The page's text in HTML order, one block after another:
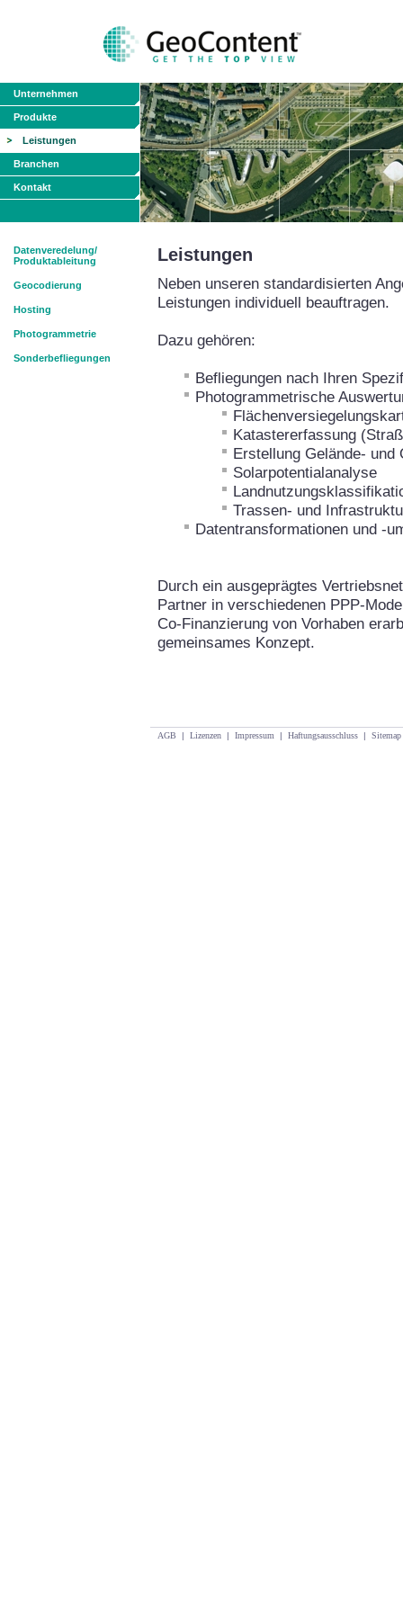
Unternehmen
Produkte
Leistungen
Branchen
Kontakt
Datenveredelung/
Produktableitung
Geocodierung
Hosting
Photogrammetrie
Sonderbefliegungen
Leistungen
Neben unseren standardisierten
Leistungen individuell beauftragen.
Dazu gehören:
Befliegungen nach Ihren
Photogrammetrische
Katastererfassung
Erstellung Gelände- und
Solarpotentialanalyse
Trassen- und
Datentransformationen und -
Durch ein ausgeprägtes
Partner in verschiedenen PPP-
Co-Finanzierung von Vorhaben
gemeinsames Konzept.
AGB | Lizenzen | Impressum | Haftungsausschluss | Sitemap